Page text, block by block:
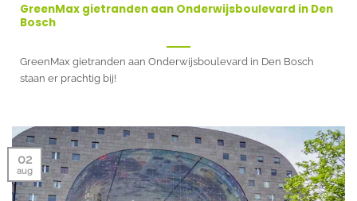
GreenMax gietranden aan Onderwijsboulevard in Den
Bosch
GreenMax gietranden aan Onderwijsboulevard in Den Bosch
staan er prachtig bij!
02
aug